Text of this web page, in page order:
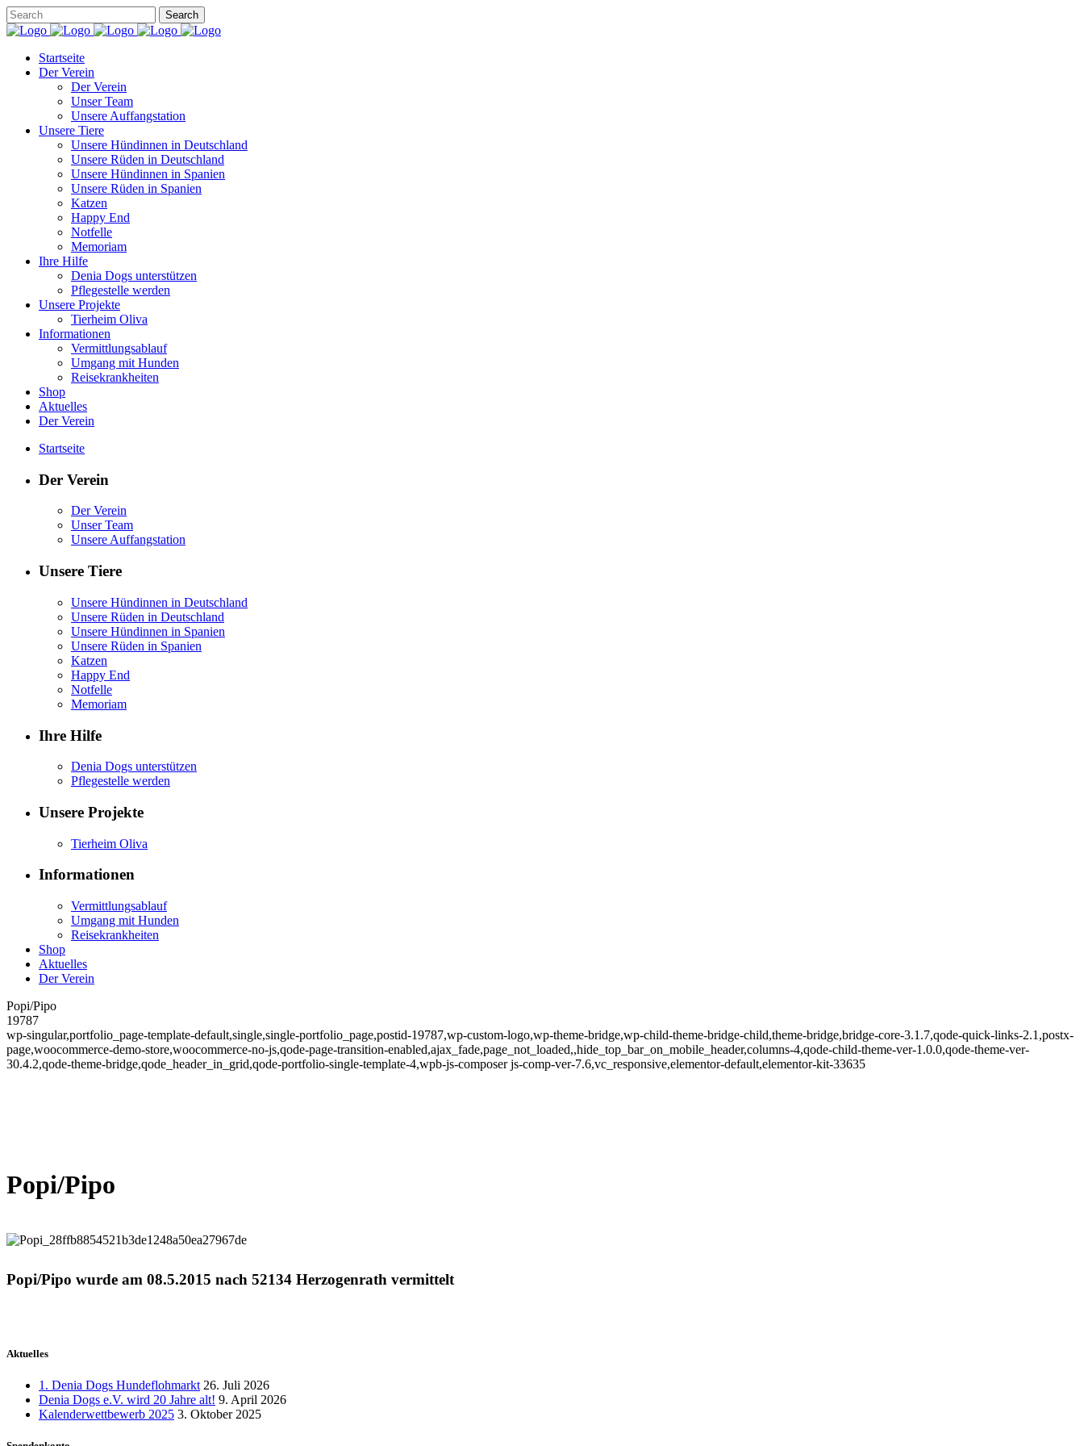
Startseite
Der Verein
Der Verein
Unser Team
Unsere Auffangstation
Unsere Tiere
Unsere Hündinnen in Deutschland
Unsere Rüden in Deutschland
Unsere Hündinnen in Spanien
Unsere Rüden in Spanien
Katzen
Happy End
Notfelle
Memoriam
Ihre Hilfe
Denia Dogs unterstützen
Pflegestelle werden
Unsere Projekte
Tierheim Oliva
Informationen
Vermittlungsablauf
Umgang mit Hunden
Reisekrankheiten
Shop
Aktuelles
Der Verein
Startseite
Der Verein
Der Verein
Unser Team
Unsere Auffangstation
Unsere Tiere
Unsere Hündinnen in Deutschland
Unsere Rüden in Deutschland
Unsere Hündinnen in Spanien
Unsere Rüden in Spanien
Katzen
Happy End
Notfelle
Memoriam
Ihre Hilfe
Denia Dogs unterstützen
Pflegestelle werden
Unsere Projekte
Tierheim Oliva
Informationen
Vermittlungsablauf
Umgang mit Hunden
Reisekrankheiten
Shop
Aktuelles
Der Verein
Popi/Pipo
19787
wp-singular,portfolio_page-template-default,single,single-portfolio_page,postid-19787,wp-custom-logo,wp-theme-bridge,wp-child-theme-bridge-child,theme-bridge,bridge-core-3.1.7,qode-quick-links-2.1,postx-
page,woocommerce-demo-store,woocommerce-no-js,qode-page-transition-enabled,ajax_fade,page_not_loaded,,hide_top_bar_on_mobile_header,columns-4,qode-child-theme-ver-1.0.0,qode-theme-ver-
30.4.2,qode-theme-bridge,qode_header_in_grid,qode-portfolio-single-template-4,wpb-js-composer js-comp-ver-7.6,vc_responsive,elementor-default,elementor-kit-33635
Popi/Pipo
Popi/Pipo wurde am 08.5.2015 nach 52134 Herzogenrath vermittelt
Aktuelles
1. Denia Dogs Hundeflohmarkt 26. Juli 2026
Denia Dogs e.V. wird 20 Jahre alt! 9. April 2026
Kalenderwettbewerb 2025 3. Oktober 2025